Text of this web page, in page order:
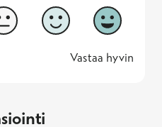
4
5
Vastaa
5 -
Vastaa hyvin